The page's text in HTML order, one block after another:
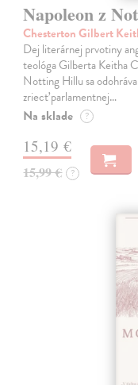
Napoleon z
Chesterton Gilbert
Dej literárnej prvotiny
teológa Gilberta Keitha
Notting Hillu sa
zriecť parlamentnej…
Na sklade ?
15,19 €
15,99 € ?